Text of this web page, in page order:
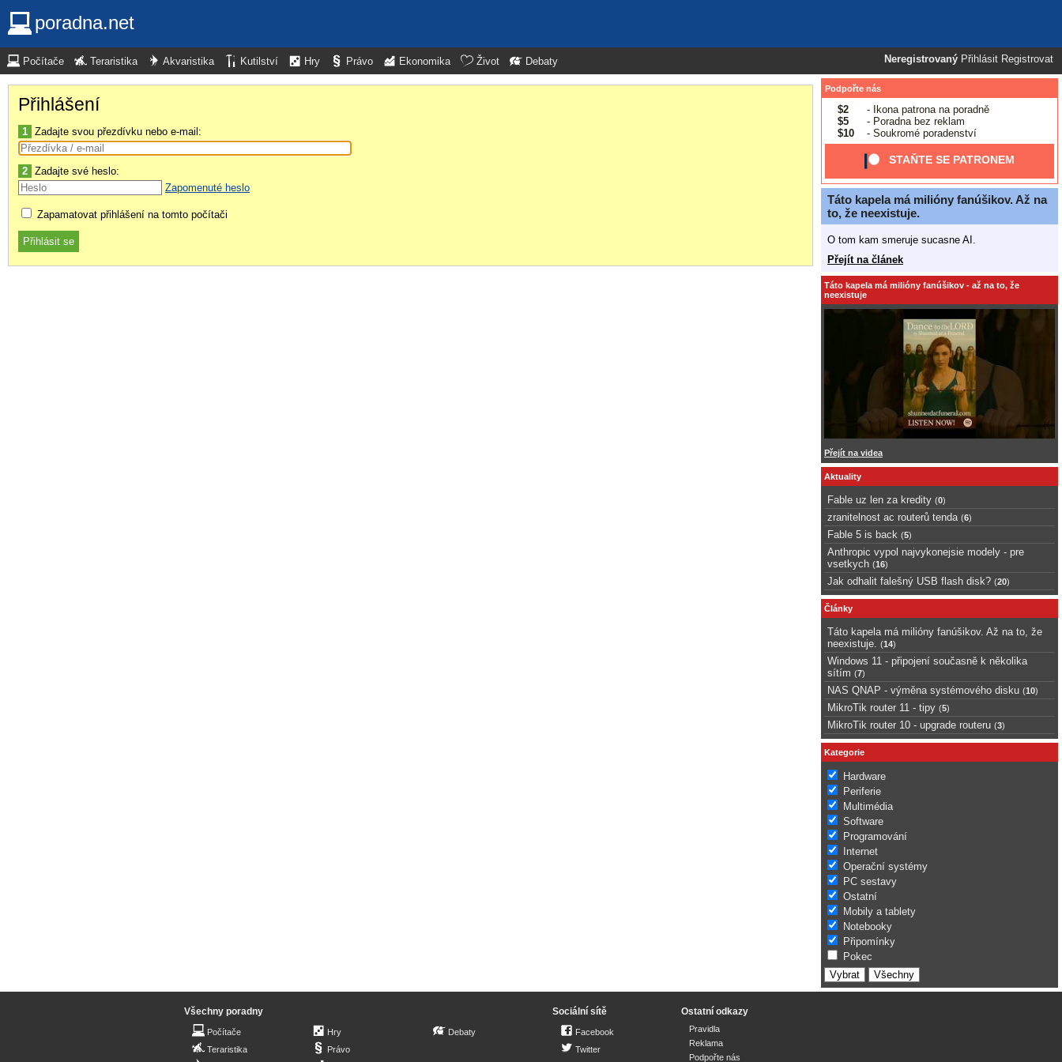
poradna.net
Neregistrovaný Přihlásit Registrovat
Počítače Teraristika Akvaristika Kutilství Hry Právo Ekonomika Život Debaty
Přihlášení
1 Zadajte svou přezdívku nebo e-mail:
2 Zadajte své heslo:
Zapomenuté heslo
Zapamatovat přihlášení na tomto počítači
Podpořte nás
$2
- Ikona patrona na poradně
$5
- Poradna bez reklam
$10
- Soukromé poradenství
STAŇTE SE PATRONEM
Táto kapela má milióny fanúšikov. Až na
to, že neexistuje.
O tom kam smeruje sucasne AI.
Přejít na článek
Táto kapela má milióny fanúšikov - až na to, že
neexistuje
Přejít na videa
Aktuality
Fable uz len za kredity (0)
zranitelnost ac routerů tenda (6)
Fable 5 is back (5)
Anthropic vypol najvykonejsie modely - pre
vsetkych (16)
Jak odhalit falešný USB flash disk? (20)
Články
Táto kapela má milióny fanúšikov. Až na to, že
neexistuje.
(14)
Windows 11 - připojení současně k několika
sítím (7)
NAS QNAP - výměna systémového disku (10)
MikroTik router 11 - tipy (5)
MikroTik router 10 - upgrade routeru (3)
Kategorie
Hardware
Periferie
Multimédia
Software
Programování
Internet
Operační systémy
PC sestavy
Ostatní
Mobily a tablety
Notebooky
Připomínky
Pokec
Všechny poradny
Počítače
Teraristika
Hry
Právo
Debaty
Sociální sítě
Facebook
Twitter
Ostatní odkazy
Pravidla
Reklama
Podpořte nás